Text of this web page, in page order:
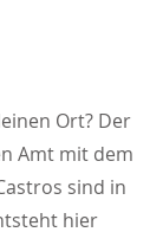
Ort? Der
Amt mit dem
sind in
hier